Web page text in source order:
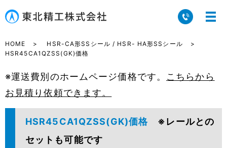
HOME
HSR-CA形SSシール / HSR- HA形SSシール
HSR45CA1QZSS(GK)価格
※運送費別のホームページ価格です。 こちらから
お見積り依頼できます。
HSR45CA1QZSS(GK)価格 ※レールとの
セットも可能です